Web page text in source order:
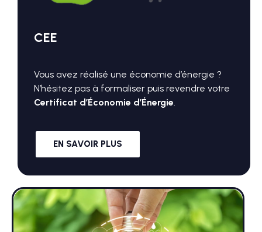
CEE
Vous avez réalisé une économie d’énergie ?
N’hésitez pas à formaliser puis revendre votre
Certificat d’Économie d’Énergie
EN SAVOIR PLUS